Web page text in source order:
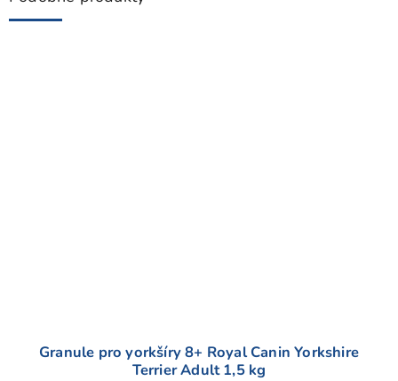
Granule pro yorkšíry 8+ Royal Canin Yorkshire
Terrier Adult 1,5 kg